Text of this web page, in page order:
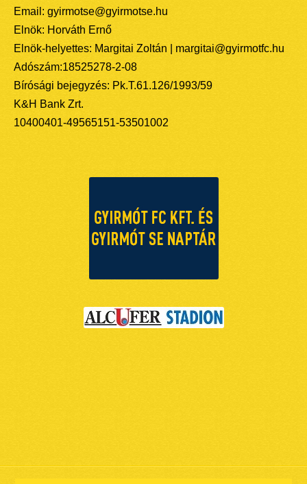
Email: gyirmotse@gyirmotse.hu
Elnök: Horváth Ernő
Elnök-helyettes: Margitai Zoltán | margitai@gyirmotfc.hu
Adószám:18525278-2-08
Bírósági bejegyzés: Pk.T.61.126/1993/59
K&H Bank Zrt.
10400401-49565151-53501002